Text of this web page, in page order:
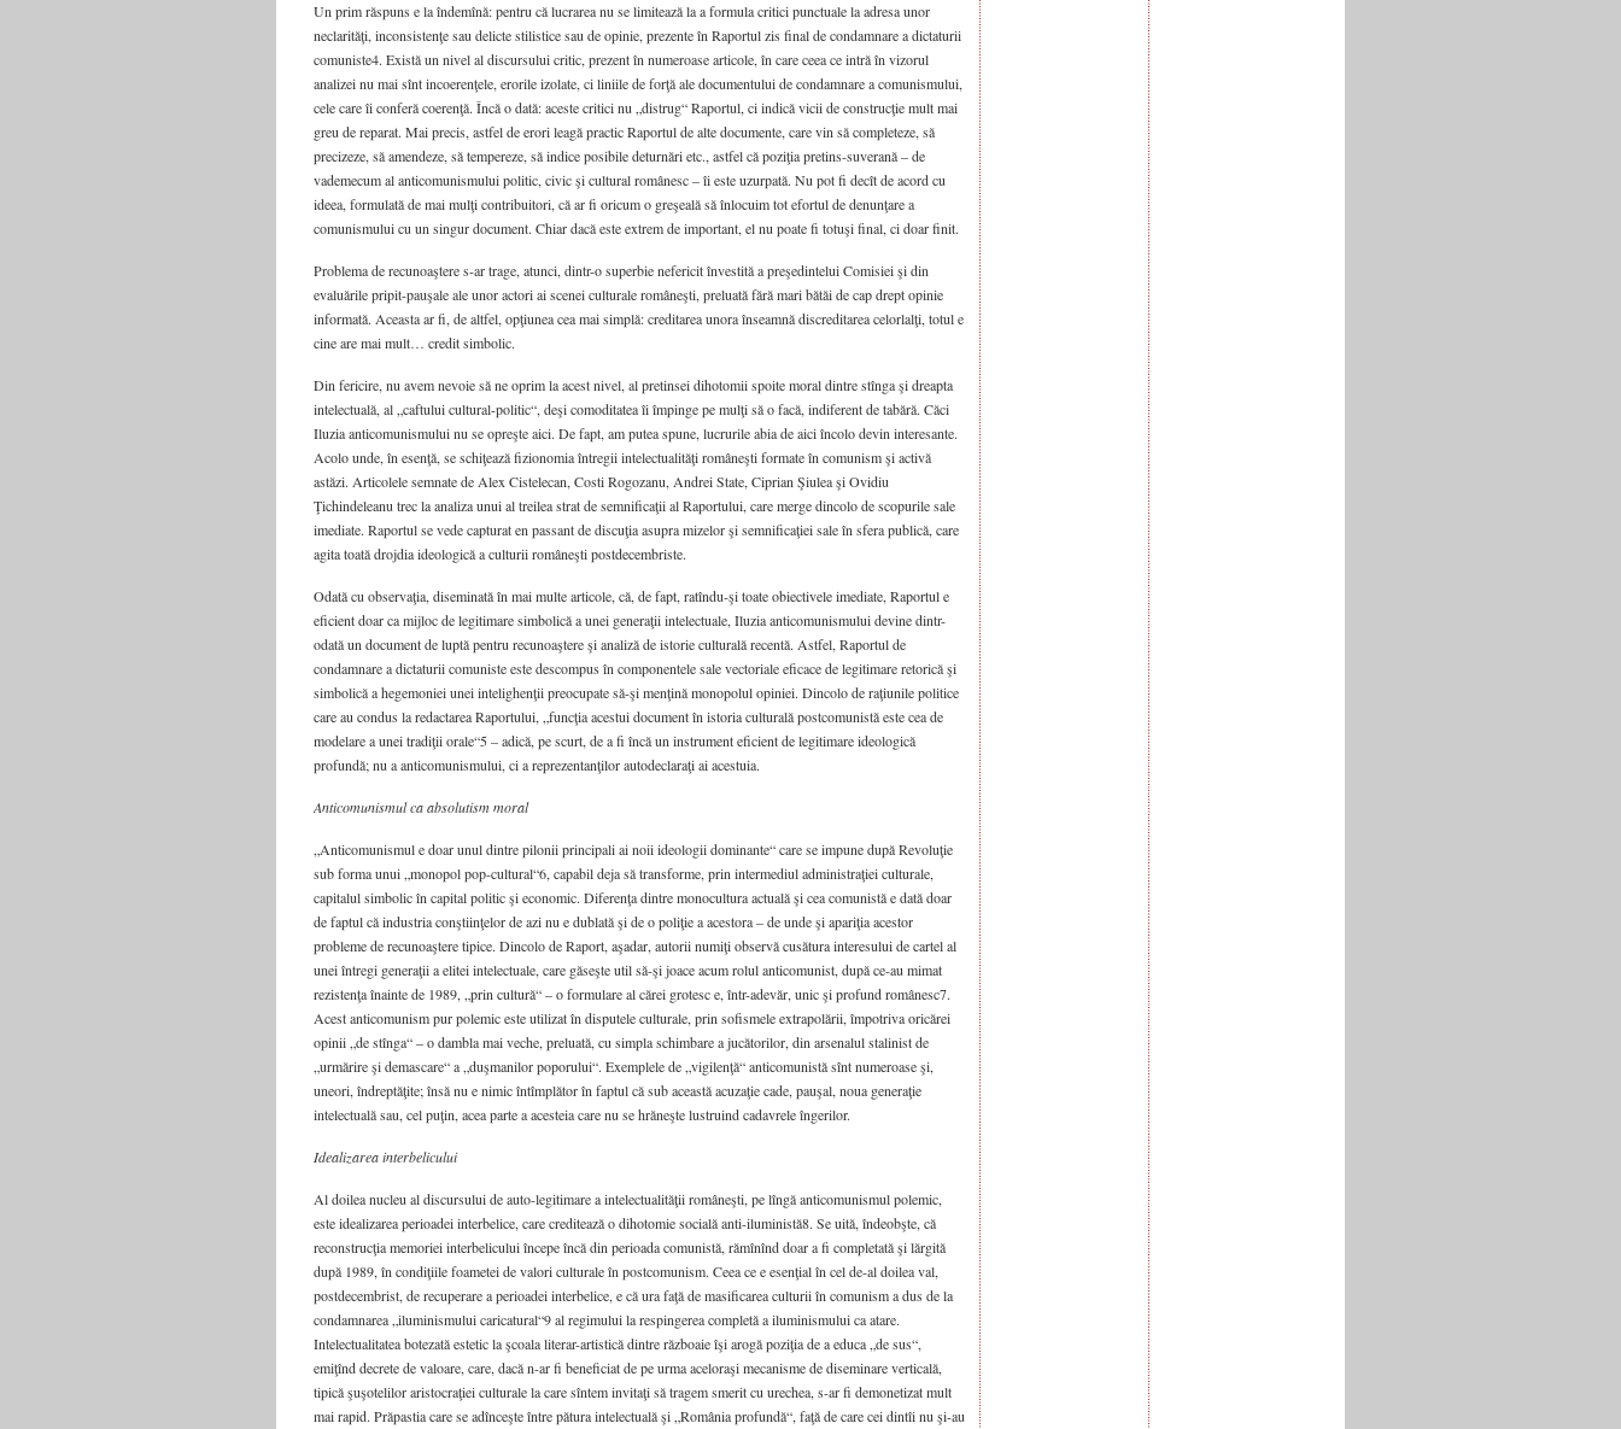
Un prim răspuns e la îndemînă: pentru că lucrarea nu se limitează la a formula critici punctuale la adresa unor
neclarităţi, inconsistenţe sau delicte stilistice sau de opinie, prezente în Raportul zis final de condamnare a dictaturii
comuniste4. Există un nivel al discursului critic, prezent în numeroase articole, în care ceea ce intră în vizorul
analizei nu mai sînt incoerenţele, erorile izolate, ci liniile de forţă ale documentului de condamnare a comunismului,
cele care îi conferă coerenţă. Încă o dată: aceste critici nu „distrug“ Raportul, ci indică vicii de construcţie mult mai
greu de reparat. Mai precis, astfel de erori leagă practic Raportul de alte documente, care vin să completeze, să
precizeze, să amendeze, să tempereze, să indice posibile deturnări etc., astfel că poziţia pretins-suverană – de
vademecum al anticomunismului politic, civic şi cultural românesc – îi este uzurpată. Nu pot fi decît de acord cu
ideea, formulată de mai mulţi contribuitori, că ar fi oricum o greşeală să înlocuim tot efortul de denunţare a
comunismului cu un singur document. Chiar dacă este extrem de important, el nu poate fi totuşi final, ci doar finit.
Problema de recunoaştere s-ar trage, atunci, dintr-o superbie nefericit învestită a preşedintelui Comisiei şi din
evaluările pripit-pauşale ale unor actori ai scenei culturale româneşti, preluată fără mari bătăi de cap drept opinie
informată. Aceasta ar fi, de altfel, opţiunea cea mai simplă: creditarea unora înseamnă discreditarea celorlalţi, totul e
cine are mai mult… credit simbolic.
Din fericire, nu avem nevoie să ne oprim la acest nivel, al pretinsei dihotomii spoite moral dintre stînga şi dreapta
intelectuală, al „caftului cultural-politic“, deşi comoditatea îi împinge pe mulţi să o facă, indiferent de tabără. Căci
Iluzia anticomunismului nu se opreşte aici. De fapt, am putea spune, lucrurile abia de aici încolo devin interesante.
Acolo unde, în esenţă, se schiţează fizionomia întregii intelectualităţi româneşti formate în comunism şi activă
astăzi. Articolele semnate de Alex Cistelecan, Costi Rogozanu, Andrei State, Ciprian Şiulea şi Ovidiu
Ţichindeleanu trec la analiza unui al treilea strat de semnificaţii al Raportului, care merge dincolo de scopurile sale
imediate. Raportul se vede capturat en passant de discuţia asupra mizelor şi semnificaţiei sale în sfera publică, care
agita toată drojdia ideologică a culturii româneşti postdecembriste.
Odată cu observaţia, diseminată în mai multe articole, că, de fapt, ratîndu-şi toate obiectivele imediate, Raportul e
eficient doar ca mijloc de legitimare simbolică a unei generaţii intelectuale, Iluzia anticomunismului devine dintr-
odată un document de luptă pentru recunoaştere şi analiză de istorie culturală recentă. Astfel, Raportul de
condamnare a dictaturii comuniste este descompus în componentele sale vectoriale eficace de legitimare retorică şi
simbolică a hegemoniei unei intelighenţii preocupate să-şi menţină monopolul opiniei. Dincolo de raţiunile politice
care au condus la redactarea Raportului, „funcţia acestui document în istoria culturală postcomunistă este cea de
modelare a unei tradiţii orale“5 – adică, pe scurt, de a fi încă un instrument eficient de legitimare ideologică
profundă; nu a anticomunismului, ci a reprezentanţilor autodeclaraţi ai acestuia.
Anticomunismul ca absolutism moral
„Anticomunismul e doar unul dintre pilonii principali ai noii ideologii dominante“ care se impune după Revoluţie
sub forma unui „monopol pop-cultural“6, capabil deja să transforme, prin intermediul administraţiei culturale,
capitalul simbolic în capital politic şi economic. Diferenţa dintre monocultura actuală şi cea comunistă e dată doar
de faptul că industria conştiinţelor de azi nu e dublată şi de o poliţie a acestora – de unde şi apariţia acestor
probleme de recunoaştere tipice. Dincolo de Raport, aşadar, autorii numiţi observă cusătura interesului de cartel al
unei întregi generaţii a elitei intelectuale, care găseşte util să-şi joace acum rolul anticomunist, după ce-au mimat
rezistenţa înainte de 1989, „prin cultură“ – o formulare al cărei grotesc e, într-adevăr, unic şi profund românesc7.
Acest anticomunism pur polemic este utilizat în disputele culturale, prin sofismele extrapolării, împotriva oricărei
opinii „de stînga“ – o dambla mai veche, preluată, cu simpla schimbare a jucătorilor, din arsenalul stalinist de
„urmărire şi demascare“ a „duşmanilor poporului“. Exemplele de „vigilenţă“ anticomunistă sînt numeroase şi,
uneori, îndreptăţite; însă nu e nimic întîmplător în faptul că sub această acuzaţie cade, pauşal, noua generaţie
intelectuală sau, cel puţin, acea parte a acesteia care nu se hrăneşte lustruind cadavrele îngerilor.
Idealizarea interbelicului
Al doilea nucleu al discursului de auto-legitimare a intelectualităţii româneşti, pe lîngă anticomunismul polemic,
este idealizarea perioadei interbelice, care creditează o dihotomie socială anti-iluministă8. Se uită, îndeobşte, că
reconstrucţia memoriei interbelicului începe încă din perioada comunistă, rămînînd doar a fi completată şi lărgită
după 1989, în condiţiile foametei de valori culturale în postcomunism. Ceea ce e esenţial în cel de-al doilea val,
postdecembrist, de recuperare a perioadei interbelice, e că ura faţă de masificarea culturii în comunism a dus de la
condamnarea „iluminismului caricatural“9 al regimului la respingerea completă a iluminismului ca atare.
Intelectualitatea botezată estetic la şcoala literar-artistică dintre războaie îşi arogă poziţia de a educa „de sus“,
emiţînd decrete de valoare, care, dacă n-ar fi beneficiat de pe urma aceloraşi mecanisme de diseminare verticală,
tipică şuşotelilor aristocraţiei culturale la care sîntem invitaţi să tragem smerit cu urechea, s-ar fi demonetizat mult
mai rapid. Prăpastia care se adînceşte între pătura intelectuală şi „România profundă“, faţă de care cei dintîi nu şi-au